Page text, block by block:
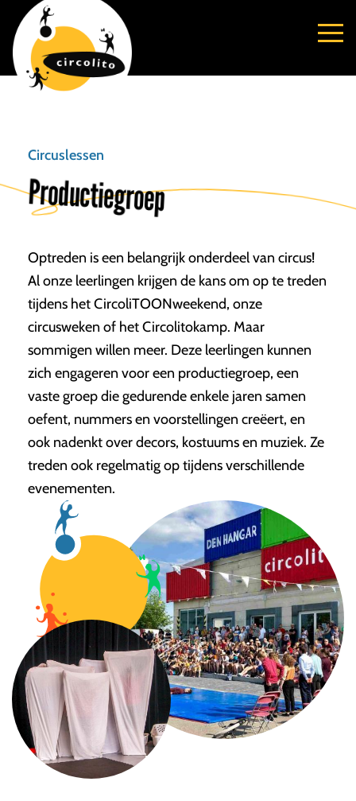
Circuslessen
Productiegroep
Optreden is een belangrijk onderdeel van circus!
Al onze leerlingen krijgen de kans om op te treden
tijdens het CircoliTOONweekend, onze
circusweken of het Circolitokamp. Maar
sommigen willen meer. Deze leerlingen kunnen
zich engageren voor een productiegroep, een
vaste groep die gedurende enkele jaren samen
oefent, nummers en voorstellingen creëert, en
ook nadenkt over decors, kostuums en muziek. Ze
treden ook regelmatig op tijdens verschillende
evenementen.